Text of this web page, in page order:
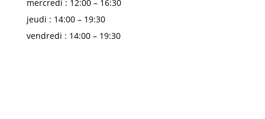
mercredi : 12:00 – 16:30
jeudi : 14:00 – 19:30
vendredi : 14:00 – 19:30